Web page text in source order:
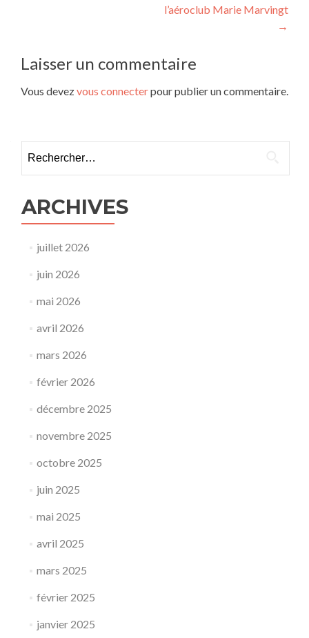
l’aéroclub Marie Marvingt
→
Laisser un commentaire
Vous devezvous connecterpour publier un commentaire.
ARCHIVES
juillet 2026
juin 2026
mai 2026
avril 2026
mars 2026
février 2026
décembre 2025
novembre 2025
octobre 2025
juin 2025
mai 2025
avril 2025
mars 2025
février 2025
janvier 2025